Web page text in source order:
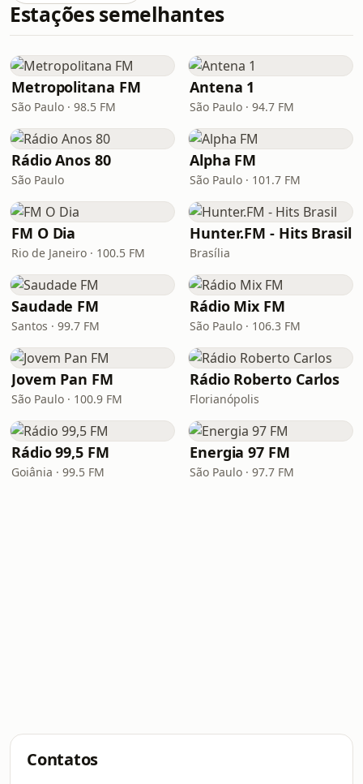
Estações semelhantes
Metropolitana FM
São Paulo · 98.5 FM
Antena 1
São Paulo · 94.7 FM
Rádio Anos 80
São Paulo
Alpha FM
São Paulo · 101.7 FM
FM O Dia
Rio de Janeiro · 100.5 FM
Hunter.FM - Hits Brasil
Brasília
Saudade FM
Santos · 99.7 FM
Rádio Mix FM
São Paulo · 106.3 FM
Jovem Pan FM
São Paulo · 100.9 FM
Rádio Roberto Carlos
Florianópolis
Rádio 99,5 FM
Goiânia · 99.5 FM
Energia 97 FM
São Paulo · 97.7 FM
Contatos